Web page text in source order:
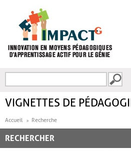
FORMULAIRE DE
VIGNETTES DE
Accueil Recherche
RECHERCHER